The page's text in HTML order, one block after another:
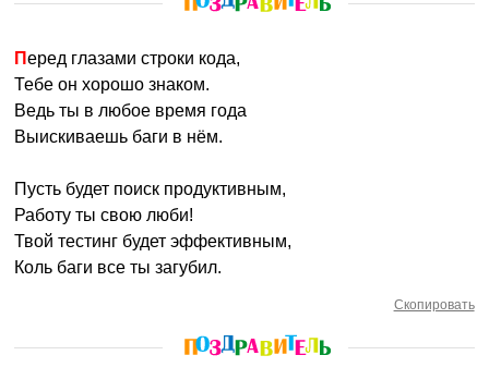
Перед глазами строки кода,
Тебе он хорошо знаком.
Ведь ты в любое время года
Выискиваешь баги в нём.
Пусть будет поиск продуктивным,
Работу ты свою люби!
Твой тестинг будет эффективным,
Коль баги все ты загубил.
Скопировать